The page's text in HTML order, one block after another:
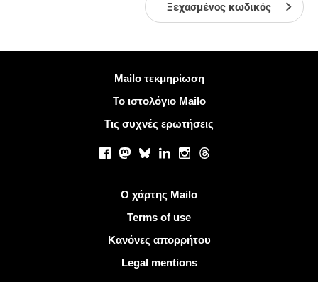
Ξεχασμένος κωδικός
Περισσότερες πληροφορίεςMailo τεκμηρίωση
Το ιστολόγιο Mailo
Τις συχνές ερωτήσεις
Facebook
Mastodon
BlueskyLinkedInInstagram
Threads
Ο χάρτης Mailo
Terms of use
Κανόνες απορρήτου
Legal mentions